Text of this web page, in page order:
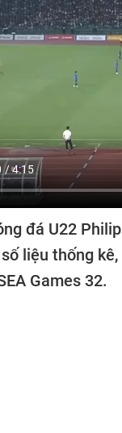
đá U22
liệu thống
Games 32.